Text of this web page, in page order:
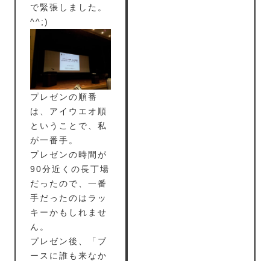
で緊張しました。
^^;)
プレゼンの順番
は、アイウエオ順
ということで、私
が一番手。
プレゼンの時間が
90分近くの長丁場
だったので、一番
手だったのはラッ
キーかもしれませ
ん。
プレゼン後、「ブ
ースに誰も来なか